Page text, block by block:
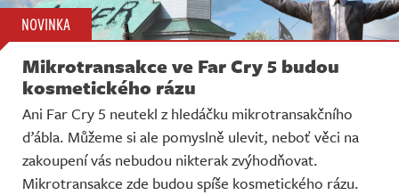
NOVINKA
Mikrotransakce ve Far Cry 5 budou
kosmetického rázu
Ani Far Cry 5 neutekl z hledáčku mikrotransakčního
ďábla. Můžeme si ale pomyslně ulevit, neboť věci na
zakoupení vás nebudou nikterak zvýhodňovat.
Mikrotransakce zde budou spíše kosmetického rázu.